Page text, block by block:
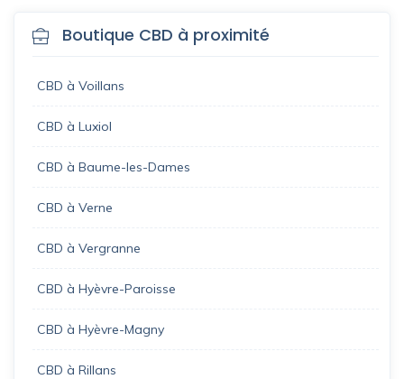
Boutique CBD à proximité
CBD à Voillans
CBD à Luxiol
CBD à Baume-les-Dames
CBD à Verne
CBD à Vergranne
CBD à Hyèvre-Paroisse
CBD à Hyèvre-Magny
CBD à Rillans